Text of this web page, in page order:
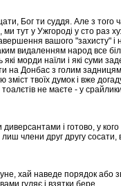
Бог ти суддя. Але з того
тут у Ужгороді у сто раз
вашого "захисту"
видаленням народ все
морди наїли і які суми
на Донбас з голим
твоїх думок і вже
не маєте - у
і готово, у кого
члени друг другу
хай наведе порядок або
гуляє і взятки бере.